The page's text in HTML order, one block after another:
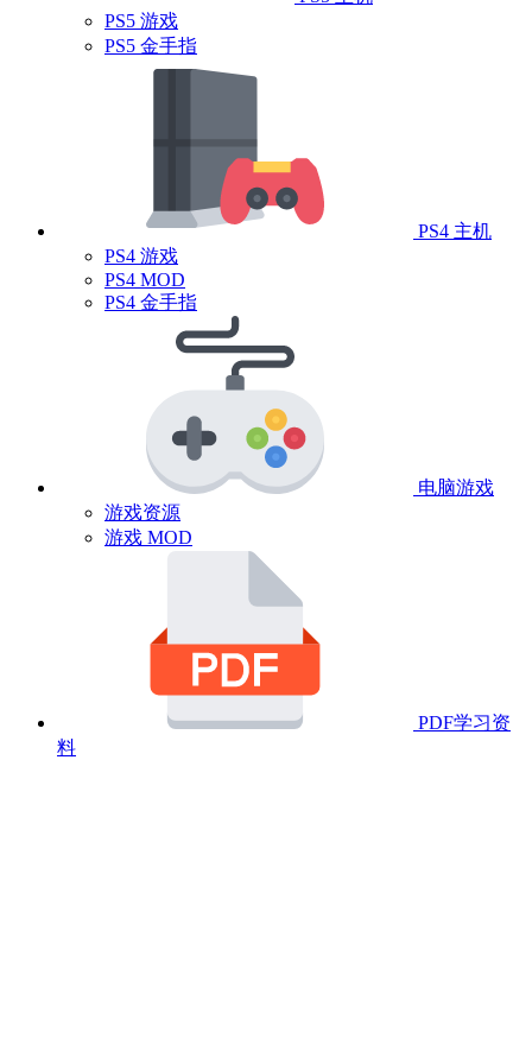
PS5 游戏
PS5 金手指
PS4 主机
PS4 游戏
PS4 MOD
PS4 金手指
电脑游戏
游戏资源
游戏 MOD
PDF学习资
料